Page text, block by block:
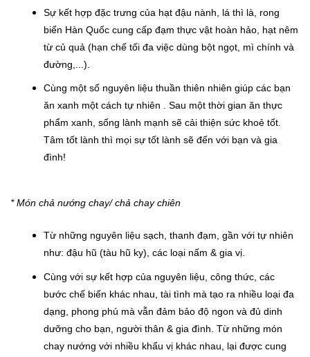
Sự kết hợp đặc trưng của hạt đậu nành, lá thì là, rong
biển Hàn Quốc cung cấp đạm thực vật hoàn hảo, hạt nêm
từ củ quả (hạn chế tối đa việc dùng bột ngọt, mì chính và
đường,...).
Cùng một số nguyên liệu thuần thiên nhiên giúp các bạn
ăn xanh một cách tự nhiên . Sau một thời gian ăn thực
phẩm xanh, sống lành mạnh sẽ cải thiện sức khoẻ tốt.
Tâm tốt lành thì mọi sự tốt lành sẽ đến với bạn và gia
đình!
* Món chả nướng chay/ chả chay chiên
Từ những nguyên liệu sạch, thanh đạm, gần với tự nhiên
như: đậu hũ (tàu hũ ky), các loại nấm & gia vị.
Cùng với sự kết hợp của nguyên liệu, công thức, các
bước chế biến khác nhau, tài tình mà tạo ra nhiều loại đa
dạng, phong phú mà vẫn đảm bảo độ ngon và đủ dinh
dưỡng cho bạn, người thân & gia đình. Từ những món
chay nướng với nhiều khẩu vị khác nhau, lại được cung